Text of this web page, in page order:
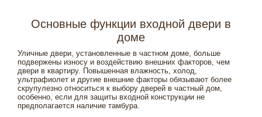
Основные функции входной двери в
доме
Уличные двери, установленные в частном доме, больше
подвержены износу и воздействию внешних факторов, чем
двери в квартиру. Повышенная влажность, холод,
ультрафиолет и другие внешние факторы обязывают более
скрупулезно относиться к выбору дверей в частный дом,
особенно, если для защиты входной конструкции не
предполагается наличие тамбура.